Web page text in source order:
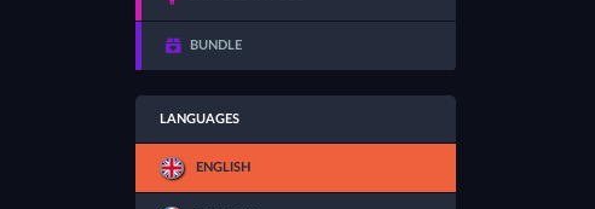
BUNDLE
LANGUAGES
ENGLISH